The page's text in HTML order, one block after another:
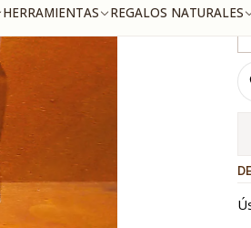
HERRAMIENTAS REGALOS NATURALES